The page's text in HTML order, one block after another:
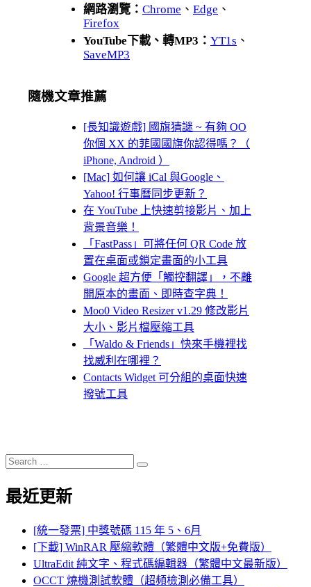
網路瀏覽： Chrome 、 Edge 、
Firefox
YouTube下載、轉MP3： YT1s 、
SaveMP3
隨機文章推薦
[長知識遊戲] 國旗猜謎 ~ 有夠 OO
你個 XX 的菲國國旗你認得嗎？（
iPhone, Android ）
[Mac] 如何讓 iCal 與Google、
Yahoo! 行事曆同步更新？
在 YouTube 上快速剪接影片、加上
背景音樂！
「FastPass」可將任何 QR Code 放
置在桌面或鎖定畫面的小工具
Google 超方便「觸控翻譯」，不離
開原本的畫面、即時查字典！
Moo0 Video Resizer v1.29 修改影片
大小、影片檔壓縮工具
「Waldo & Friends」快來手機裡找
找威利在哪裡？
Contacts Widget 可分組的桌面快速
撥號工具
Search
for:
Search
最近更新
[統一發票] 中獎號碼 115 年 5、6月
[下載] WinRAR 壓縮軟體（繁體中文版+免費版）
UltraEdit 純文字、程式碼編輯器（繁體中文最新版）
OCCT 燒機測試軟體（超頻檢測必備工具）